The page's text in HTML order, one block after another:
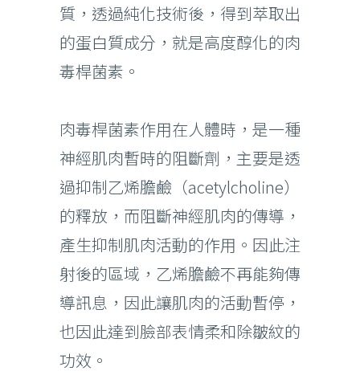
質，透過純化技術後，得到萃取出
的蛋白質成分，就是高度醇化的肉
毒桿菌素。
肉毒桿菌素作用在人體時，是一種
神經肌肉暫時的阻斷劑，主要是透
過抑制乙烯膽鹼（acetylcholine）
的釋放，而阻斷神經肌肉的傳導，
產生抑制肌肉活動的作用。因此注
射後的區域，乙烯膽鹼不再能夠傳
導訊息，因此讓肌肉的活動暫停，
也因此達到臉部表情柔和除皺紋的
功效。